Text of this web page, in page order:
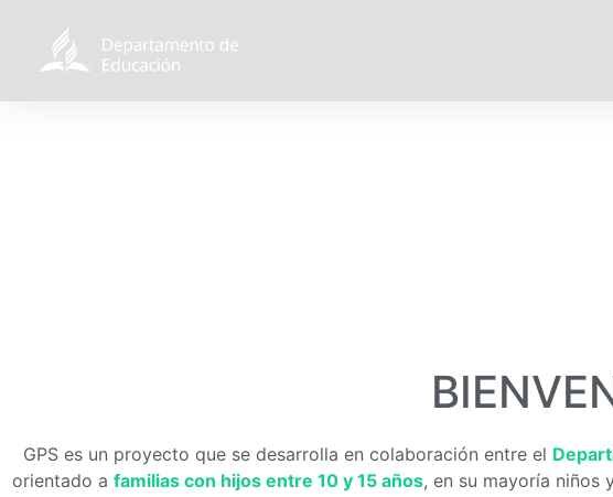
GPS es un proyecto que se desarrolla en colaboración entre el
orientado a familias con hijos entre 10 y 15 años, en su mayoría niños